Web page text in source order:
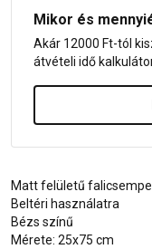
Mikor és
Akár 12000 Ft-tól
átvételi idő
Matt felületű falicsempe
Beltéri használatra
Bézs színű
Mérete: 25x75 cm